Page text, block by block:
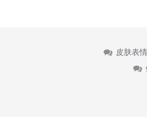
皮肤表